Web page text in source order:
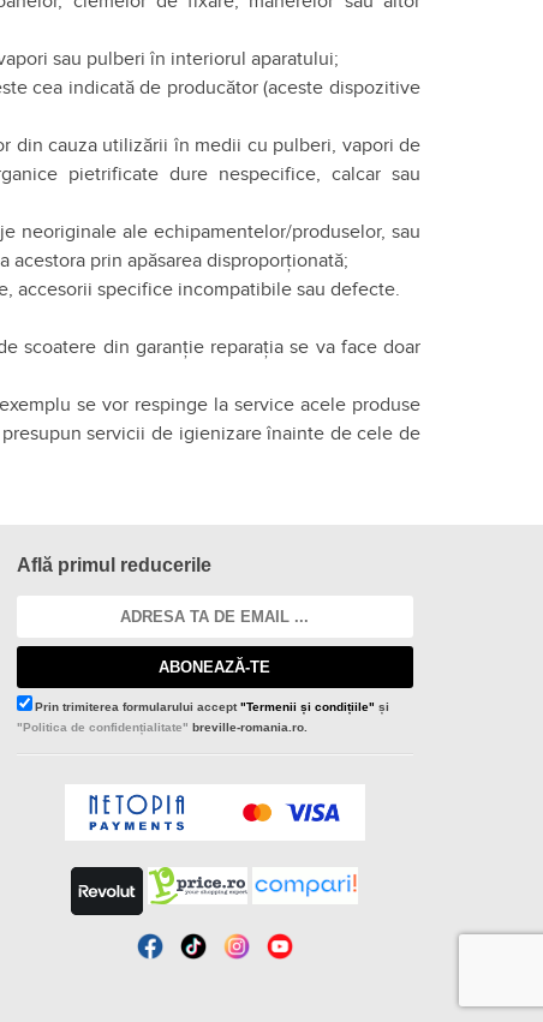
sau pulberi în interiorul aparatului;
cea indicată de producător (aceste dispozitive
din cauza utilizării în medii cu pulberi, vapori de
pietrificate dure nespecifice, calcar sau
neoriginale ale echipamentelor/produselor, sau
prin apăsarea disproporționată;
accesorii specifice incompatibile sau defecte.
scoatere din garanție reparația se va face doar
se vor respinge la service acele produse
servicii de igienizare înainte de cele de
Află primul reducerile
ABONEAZĂ-TE
Prin trimiterea formularului accept"Termenii și condițiile" și
"Politica de confidențialitate" breville-romania.ro.